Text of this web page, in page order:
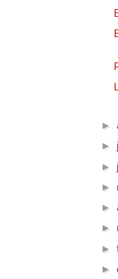
►
►
►
►
►
►
►
►